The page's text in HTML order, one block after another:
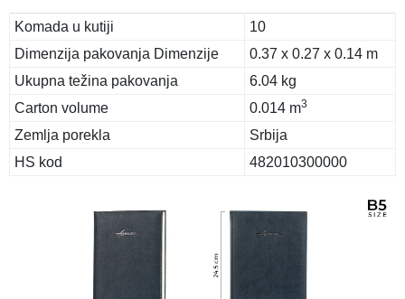
Komada u kutiji
10
Dimenzija pakovanja Dimenzije
0.37 x 0.27 x 0.14 m
Ukupna težina pakovanja
6.04 kg
Carton volume
0.014 m3
Zemlja porekla
Srbija
HS kod
482010300000